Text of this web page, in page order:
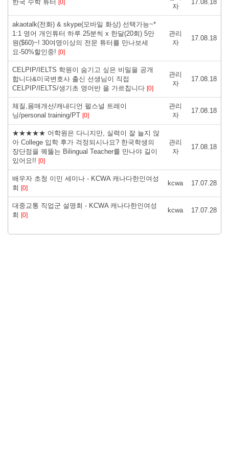
한국 수학 튜터 [0]
자
17.08.18
akaotalk(전화) & skype(모바일 화상) 선택가능~*
1:1 영어 개인튜터 하루 25분씩 x 한달(20회) 5만
원($60)~! 30여명이상의 전문 튜터를 만나보세
요-50%할인중! [0]
관리
자
17.08.18
CELPIP/IELTS 학원이 숨기고 싶은 비밀을 공개
합니다&미국변호사 출신 선생님이 직접
CELPIP/IELTS/생기초 영어반 을 가르칩니다 [0]
관리
자
17.08.18
체질,몸매개선/캐내디언 펄스널 트레이
닝/personal training/PT [0]
관리
자
17.08.18
★★★★★ 어학원은 다니지만, 실력이 잘 늘지 않
아 College 입학 후가 걱정되시나요? 한국학생의
장단점을 꿰뚫는 Bilingual Teacher를 만나야 길이
있어요!! [0]
관리
자
17.08.18
배우자 초청 이민 세미나 - KCWA 캐나다한인여성
회 [0]
kcwa 17.07.28
대중교통 직업군 설명회 - KCWA 캐나다한인여성
회 [0]
kcwa 17.07.28